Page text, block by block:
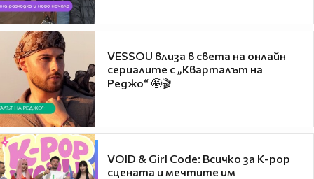
VESSOU влиза в света на онлайн
сериалите с „Кварталът на
Реджо“ 🤩🎬
VOID & Girl Code: Всичко за K-pop
сцената и мечтите им